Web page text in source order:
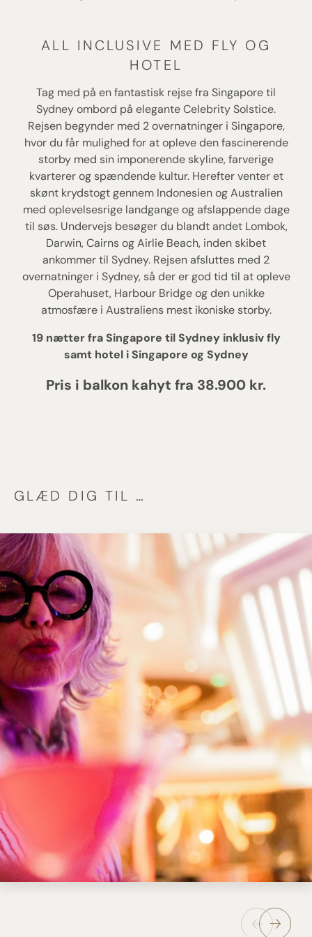
ALL INCLUSIVE MED FLY OG
HOTEL
Tag med på en fantastisk rejse fra Singapore til
Sydney ombord på elegante Celebrity Solstice.
Rejsen begynder med 2 overnatninger i Singapore,
hvor du får mulighed for at opleve den fascinerende
storby med sin imponerende skyline, farverige
kvarterer og spændende kultur. Herefter venter et
skønt krydstogt gennem Indonesien og Australien
med oplevelsesrige landgange og afslappende dage
til søs. Undervejs besøger du blandt andet Lombok,
Darwin, Cairns og Airlie Beach, inden skibet
ankommer til Sydney. Rejsen afsluttes med 2
overnatninger i Sydney, så der er god tid til at opleve
Operahuset, Harbour Bridge og den unikke
atmosfære i Australiens mest ikoniske storby.
19 nætter fra Singapore til Sydney inklusiv fly
samt hotel i Singapore og Sydney
Pris i balkon kahyt fra 38.900 kr.
GLÆD DIG TIL …